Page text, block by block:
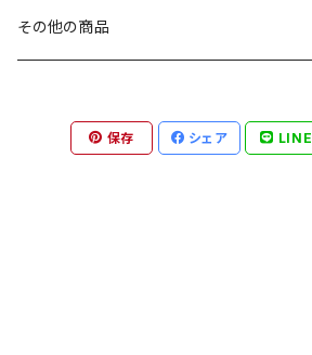
陣太刀
その他の商品
保存 シェア LINE